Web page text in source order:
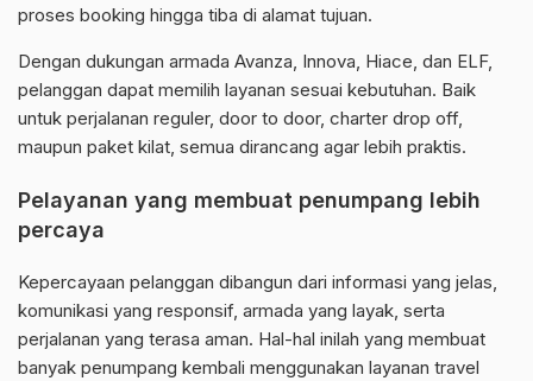
proses booking hingga tiba di alamat tujuan.
Dengan dukungan armada Avanza, Innova, Hiace, dan ELF,
pelanggan dapat memilih layanan sesuai kebutuhan. Baik
untuk perjalanan reguler, door to door, charter drop off,
maupun paket kilat, semua dirancang agar lebih praktis.
Pelayanan yang membuat penumpang lebih
percaya
Kepercayaan pelanggan dibangun dari informasi yang jelas,
komunikasi yang responsif, armada yang layak, serta
perjalanan yang terasa aman. Hal-hal inilah yang membuat
banyak penumpang kembali menggunakan layanan travel